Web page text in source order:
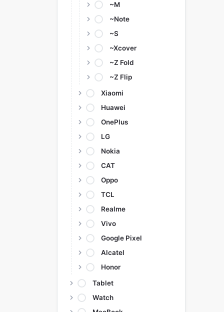
~M
~Note
~S
~Xcover
~Z Fold
~Z Flip
Xiaomi
Huawei
OnePlus
LG
Nokia
CAT
Oppo
TCL
Realme
Vivo
Google Pixel
Alcatel
Honor
Tablet
Watch